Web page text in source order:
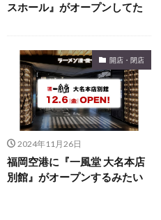
スホール』がオープンしてた
開店・閉店
2024年11月26日
福岡空港に『一風堂 大名本店
別館』がオープンするみたい